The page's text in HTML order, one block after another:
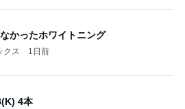
かったホワイトニング
クス 1日前
4本